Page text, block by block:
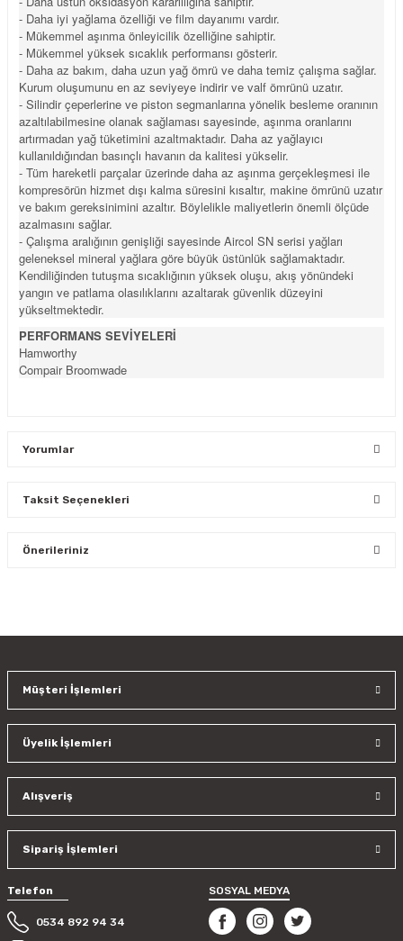
- Daha iyi yağlama özelliği ve film dayanımı vardır.
- Mükemmel aşınma önleyicilik özelliğine sahiptir.
- Mükemmel yüksek sıcaklık performansı gösterir.
- Daha az bakım, daha uzun yağ ömrü ve daha temiz çalışma sağlar.
Kurum oluşumunu en az seviyeye indirir ve valf ömrünü uzatır.
- Silindir çeperlerine ve piston segmanlarına yönelik besleme oranının
azaltılabilmesine olanak sağlaması sayesinde, aşınma oranlarını
artırmadan yağ tüketimini azaltmaktadır. Daha az yağlayıcı
kullanıldığından basınçlı havanın da kalitesi yükselir.
- Tüm hareketli parçalar üzerinde daha az aşınma gerçekleşmesi ile
kompresörün hizmet dışı kalma süresini kısaltır, makine ömrünü uzatır
ve bakım gereksinimini azaltır. Böylelikle maliyetlerin önemli ölçüde
azalmasını sağlar.
- Çalışma aralığının genişliği sayesinde Aircol SN serisi yağları
geleneksel mineral yağlara göre büyük üstünlük sağlamaktadır.
Kendiliğinden tutuşma sıcaklığının yüksek oluşu, akış yönündeki
yangın ve patlama olasılıklarını azaltarak güvenlik düzeyini
yükseltmektedir.
PERFORMANS SEVİYELERİ
Hamworthy
Compair Broomwade
Yorumlar
Taksit Seçenekleri
Önerileriniz
Ürün resmi kalitesiz, bozuk veya görüntülenemiyor.
Ürün bilgilerinde hatalar bulunuyor.
Bu ürüne benzer farklı alternatifler olmalı.
Gönder
Müşteri İşlemleri
Üyelik İşlemleri
Alışveriş
Sipariş İşlemleri
Telefon
0534 892 94 34
SOSYAL MEDYA